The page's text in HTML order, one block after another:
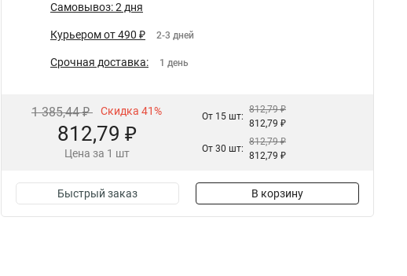
Самовывоз: 2 дня
Курьером от 490 ₽ 2-3 дней
Срочная доставка: 1 день
1 385,44 ₽ Скидка 41%
812,79 ₽
Цена за 1 шт
От 15 шт:
812,79 ₽
812,79 ₽
От 30 шт:
812,79 ₽
812,79 ₽
Быстрый заказ В корзину